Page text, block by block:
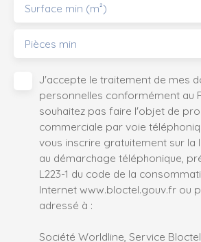
Surface min (m²)
Pièces min
J'accepte le traitement de mes
personnelles conformément au
souhaitez pas faire l'objet de
commerciale par voie
vous inscrire gratuitement sur la
au démarchage téléphonique,
L223-1 du code de la
Internet www.bloctel.gouv.fr ou
adressé à :
Société Worldline, Service Bloctel,